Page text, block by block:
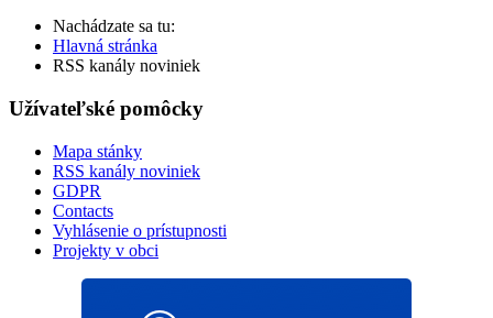
Nachádzate sa tu:
Hlavná stránka
RSS kanály noviniek
Užívateľské pomôcky
Mapa stánky
RSS kanály noviniek
GDPR
Contacts
Vyhlásenie o prístupnosti
Projekty v obci